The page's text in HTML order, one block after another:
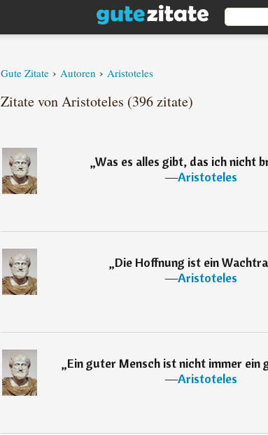
Gute Zitate › Autoren › Aristoteles
Zitate von Aristoteles (396 zitate)
„Was es alles gibt, das ich nicht
―Aristoteles
„Die Hoffnung ist ein
―Aristoteles
„Ein guter Mensch ist nicht immer ein
―Aristoteles